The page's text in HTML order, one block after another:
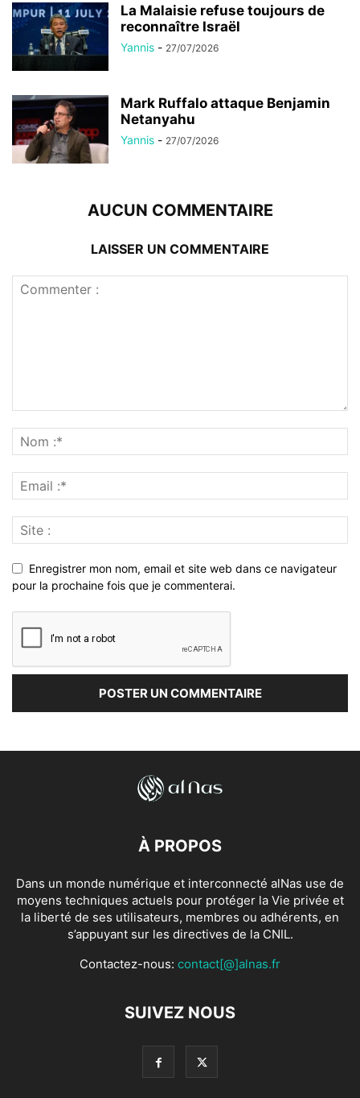
La Malaisie refuse toujours de
reconnaître Israël
Yannis - 27/07/2026
Mark Ruffalo attaque Benjamin
Netanyahu
Yannis - 27/07/2026
AUCUN COMMENTAIRE
LAISSER UN COMMENTAIRE
Enregistrer mon nom, email et site web dans ce navigateur
pour la prochaine fois que je commenterai.
À PROPOS
Dans un monde numérique et interconnecté alNas use de
moyens techniques actuels pour protéger la Vie privée et
la liberté de ses utilisateurs, membres ou adhérents, en
s’appuyant sur les directives de la CNIL.
Contactez-nous: contact[@]alnas.fr
SUIVEZ NOUS